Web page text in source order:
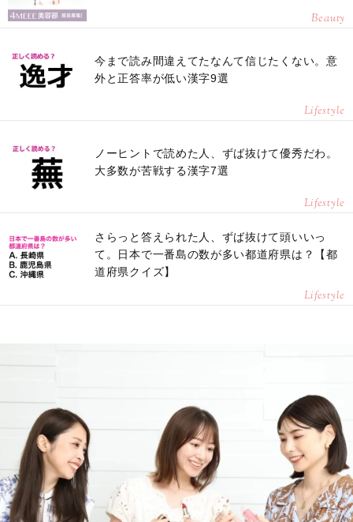
Beauty
今まで読み間違えてたなんて信じたくない。意
外と正答率が低い漢字9選
Lifestyle
ノーヒントで読めた人、ずば抜けて優秀だわ。
大多数が苦戦する漢字7選
Lifestyle
さらっと答えられた人、ずば抜けて頭いいっ
て。日本で一番島の数が多い都道府県は？【都
道府県クイズ】
Lifestyle